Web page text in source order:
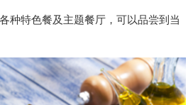
种特色餐及主题餐厅，可以品尝到当